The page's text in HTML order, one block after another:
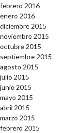
febrero 2016
enero 2016
diciembre 2015
noviembre 2015
octubre 2015
septiembre 2015
agosto 2015
julio 2015
junio 2015
mayo 2015
abril 2015
marzo 2015
febrero 2015